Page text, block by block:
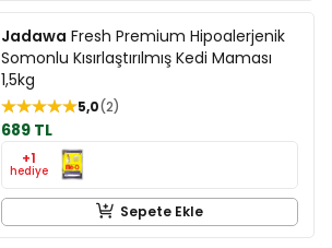
Jadawa Fresh Premium Hipoalerjenik
Somonlu Kısırlaştırılmış Kedi Maması
1,5kg
5,0 2
689 TL
+1
hediye
Sepete Ekle